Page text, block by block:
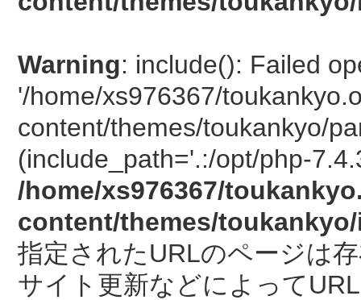
Warning: include(): Failed
'/home/xs976367/
content/themes/toukankyo/
(include_path='.:/opt/php-
/home/xs976367/
content/themes/
指定されたURLのページは
サイト更新などによって